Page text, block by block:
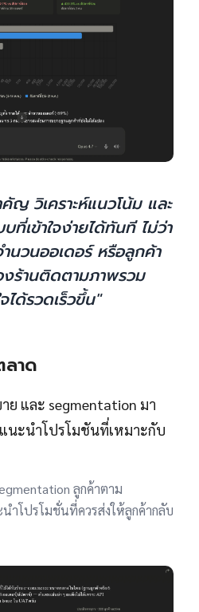
ญ วิเคราะห์แนวโน้ม และ
ที่เข้าใจง่ายได้ทันที ไม่ว่า
นวนออเดอร์ หรือลูกค้า
งร้านติดตามภาพรวม
ด้รวดเร็วขึ้น"
ลาด
ย และ segmentation มา
นะนำโปรโมชันที่เหมาะกับ
ลูกค้าตาม
ำโปรโมชั่นที่ควรส่งให้ลูกค้ากลับ